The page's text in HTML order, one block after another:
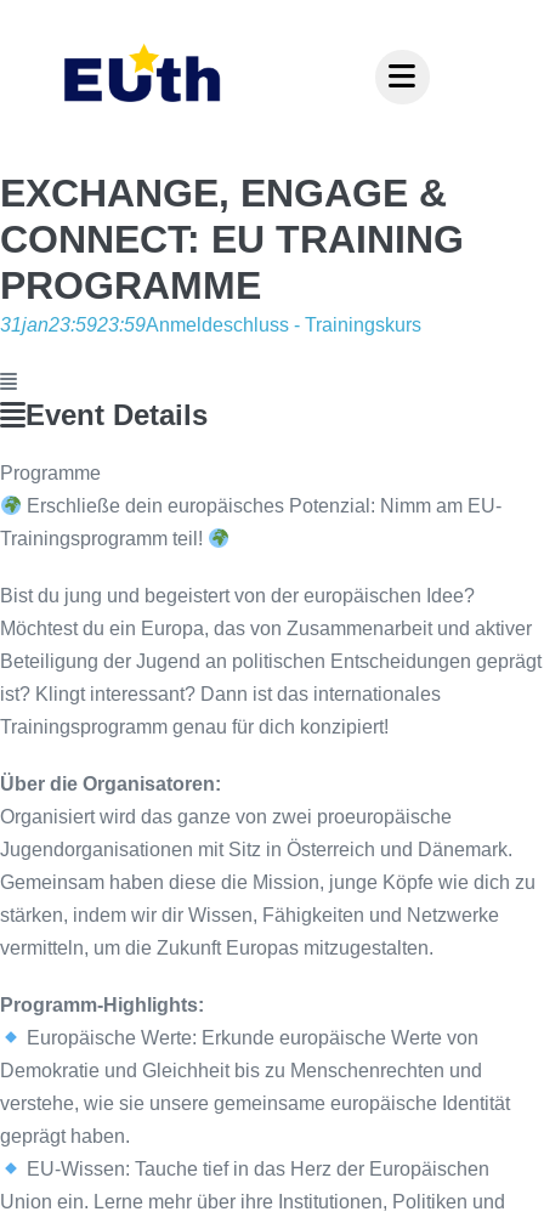
EXCHANGE, ENGAGE &
CONNECT: EU TRAINING
PROGRAMME
31jan23:5923:59Anmeldeschluss - Trainingskurs
Event Details
Programme
Erschließe dein europäisches Potenzial: Nimm am EU-
Trainingsprogramm teil!
Bist du jung und begeistert von der europäischen Idee?
Möchtest du ein Europa, das von Zusammenarbeit und aktiver
Beteiligung der Jugend an politischen Entscheidungen geprägt
ist? Klingt interessant? Dann ist das internationales
Trainingsprogramm genau für dich konzipiert!
Über die Organisatoren:
Organisiert wird das ganze von zwei proeuropäische
Jugendorganisationen mit Sitz in Österreich und Dänemark.
Gemeinsam haben diese die Mission, junge Köpfe wie dich zu
stärken, indem wir dir Wissen, Fähigkeiten und Netzwerke
vermitteln, um die Zukunft Europas mitzugestalten.
Programm-Highlights:
Europäische Werte: Erkunde europäische Werte von
Demokratie und Gleichheit bis zu Menschenrechten und
verstehe, wie sie unsere gemeinsame europäische Identität
geprägt haben.
EU-Wissen: Tauche tief in das Herz der Europäischen
Union ein. Lerne mehr über ihre Institutionen, Politiken und